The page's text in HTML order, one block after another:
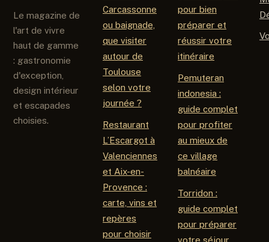
Le magazine de
l'art de vivre
haut de gamme
: gastronomie
d'exception,
design intérieur
et escapades
choisies.
Carcassonne
ou baignade,
que visiter
autour de
Toulouse
selon votre
journée ?
Restaurant
L’Escargot à
Valenciennes
et Aix-en-
Provence :
carte, vins et
repères
pour choisir
pour bien
préparer et
réussir votre
itinéraire
Pemuteran
indonesia :
guide complet
pour profiter
au mieux de
ce village
balnéaire
Torridon :
guide complet
pour préparer